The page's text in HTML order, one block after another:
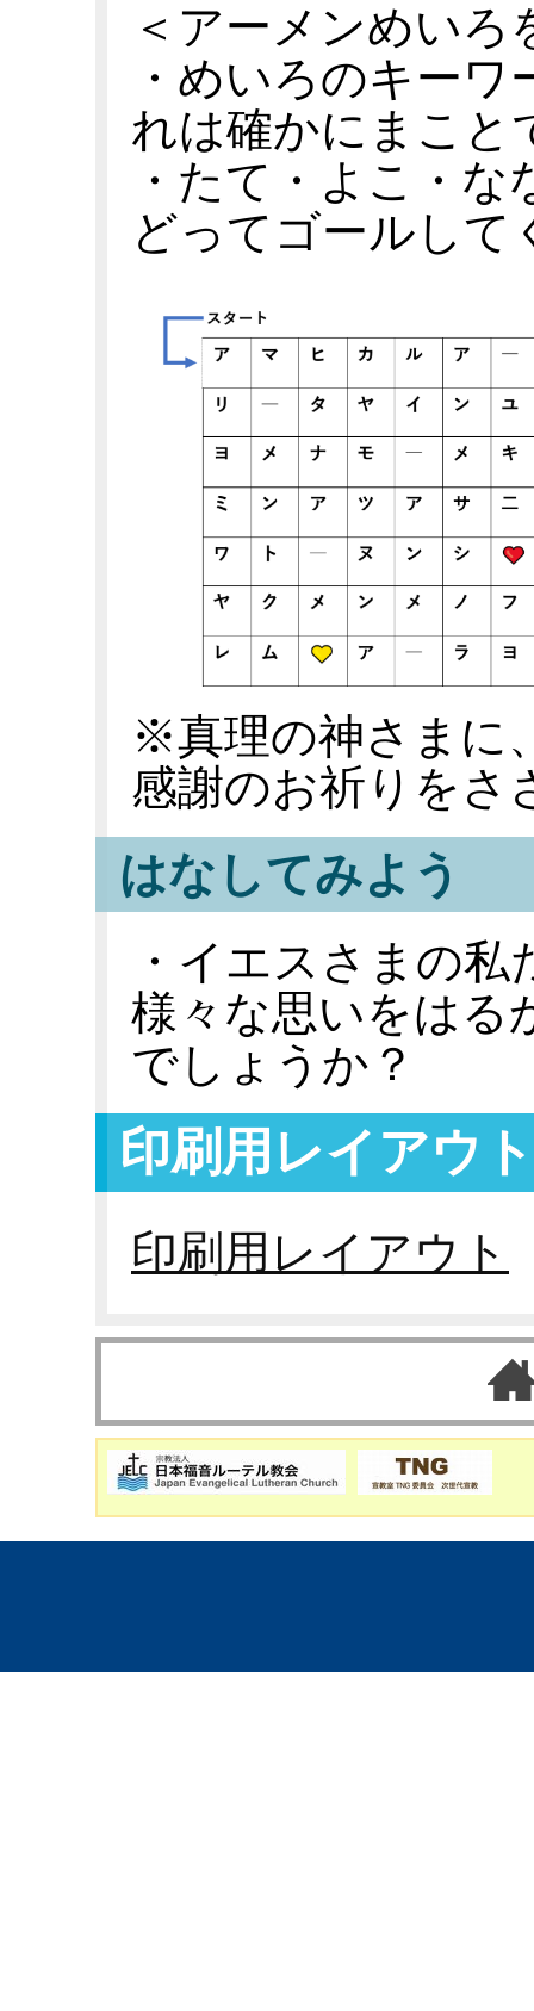
＜アーメンめい
・めいろのキー
れは確かにまこと
・たて・よこ・
どってゴールして
※真理の神さまに
感謝のお祈りをさ
はなしてみよう
・イエスさまの
様々な思いをはる
でしょうか？
印刷用レイアウト
印刷用レイアウト